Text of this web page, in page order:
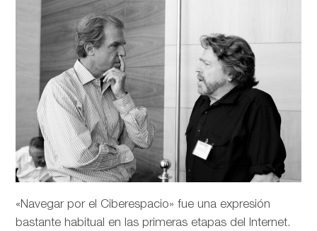
«Navegar por el Ciberespacio» fue una expresión
bastante habitual en las primeras etapas del Internet.